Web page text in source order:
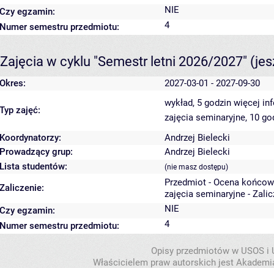
Czy egzamin:
NIE
Numer semestru przedmiotu:
4
Zajęcia w cyklu "Semestr letni 2026/2027"
Okres: 2027-03-01 - 2027-09-30
Typ zajęć:
wykład, 5 godzin więcej
zajęcia seminaryjne, 10
Koordynatorzy:
Andrzej Bielecki
Prowadzący grup:
Andrzej Bielecki
Lista studentów:
(nie masz dostępu)
Zaliczenie:
Przedmiot - Ocena
zajęcia seminaryjne -
Czy egzamin:
NIE
Numer semestru przedmiotu:
4
Opisy przedmiotów w USOS
Właścicielem praw autorskich jest